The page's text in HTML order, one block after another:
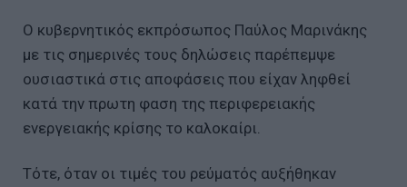
Ο κυβερνητικός εκπρόσωπος Παύλος Μαρινάκης
με τις σημερινές τους δηλώσεις παρέπεμψε
ουσιαστικά στις αποφάσεις που είχαν ληφθεί
κατά την πρωτη φαση της περιφερειακής
ενεργειακής κρίσης το καλοκαίρι.
Τότε, όταν οι τιμές του ρεύματός αυξήθηκαν